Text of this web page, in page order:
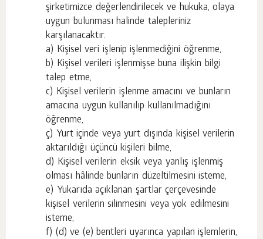
şirketimizce değerlendirilecek ve hukuka, olaya
uygun bulunması halinde talepleriniz
karşılanacaktır.
a) Kişisel veri işlenip işlenmediğini öğrenme,
b) Kişisel verileri işlenmişse buna ilişkin bilgi
talep etme,
c) Kişisel verilerin işlenme amacını ve bunların
amacına uygun kullanılıp kullanılmadığını
öğrenme,
ç) Yurt içinde veya yurt dışında kişisel verilerin
aktarıldığı üçüncü kişileri bilme,
d) Kişisel verilerin eksik veya yanlış işlenmiş
olması hâlinde bunların düzeltilmesini isteme,
e) Yukarıda açıklanan şartlar çerçevesinde
kişisel verilerin silinmesini veya yok edilmesini
isteme,
f) (d) ve (e) bentleri uyarınca yapılan işlemlerin,